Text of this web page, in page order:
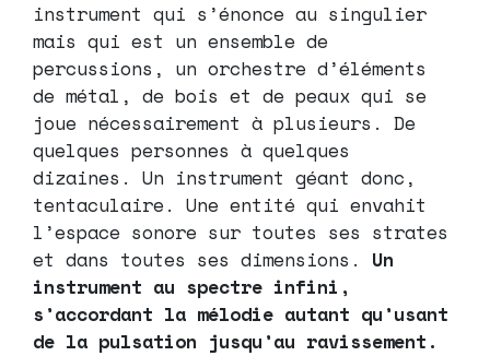
instrument qui s’énonce au singulier
mais qui est un ensemble de
percussions, un orchestre d’éléments
de métal, de bois et de peaux qui se
joue nécessairement à plusieurs. De
quelques personnes à quelques
dizaines. Un instrument géant donc,
tentaculaire. Une entité qui envahit
l’espace sonore sur toutes ses strates
et dans toutes ses dimensions. Un
instrument au spectre infini,
s’accordant la mélodie autant qu’usant
de la pulsation jusqu’au ravissement.